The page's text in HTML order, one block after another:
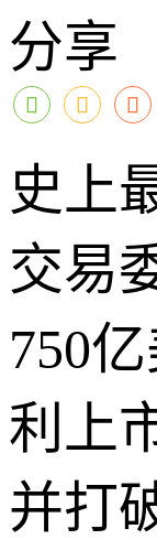
分享
史上
交易
750
利上
并打